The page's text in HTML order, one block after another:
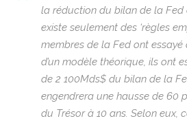
la réduction du bilan de la Fed
existe seulement des ‘règles
membres de la Fed ont essayé
d’un modèle théorique, ils ont
de 2 100Mds$ du bilan de la
engendrera une hausse de 60
du Trésor à 10 ans. Selon eux,